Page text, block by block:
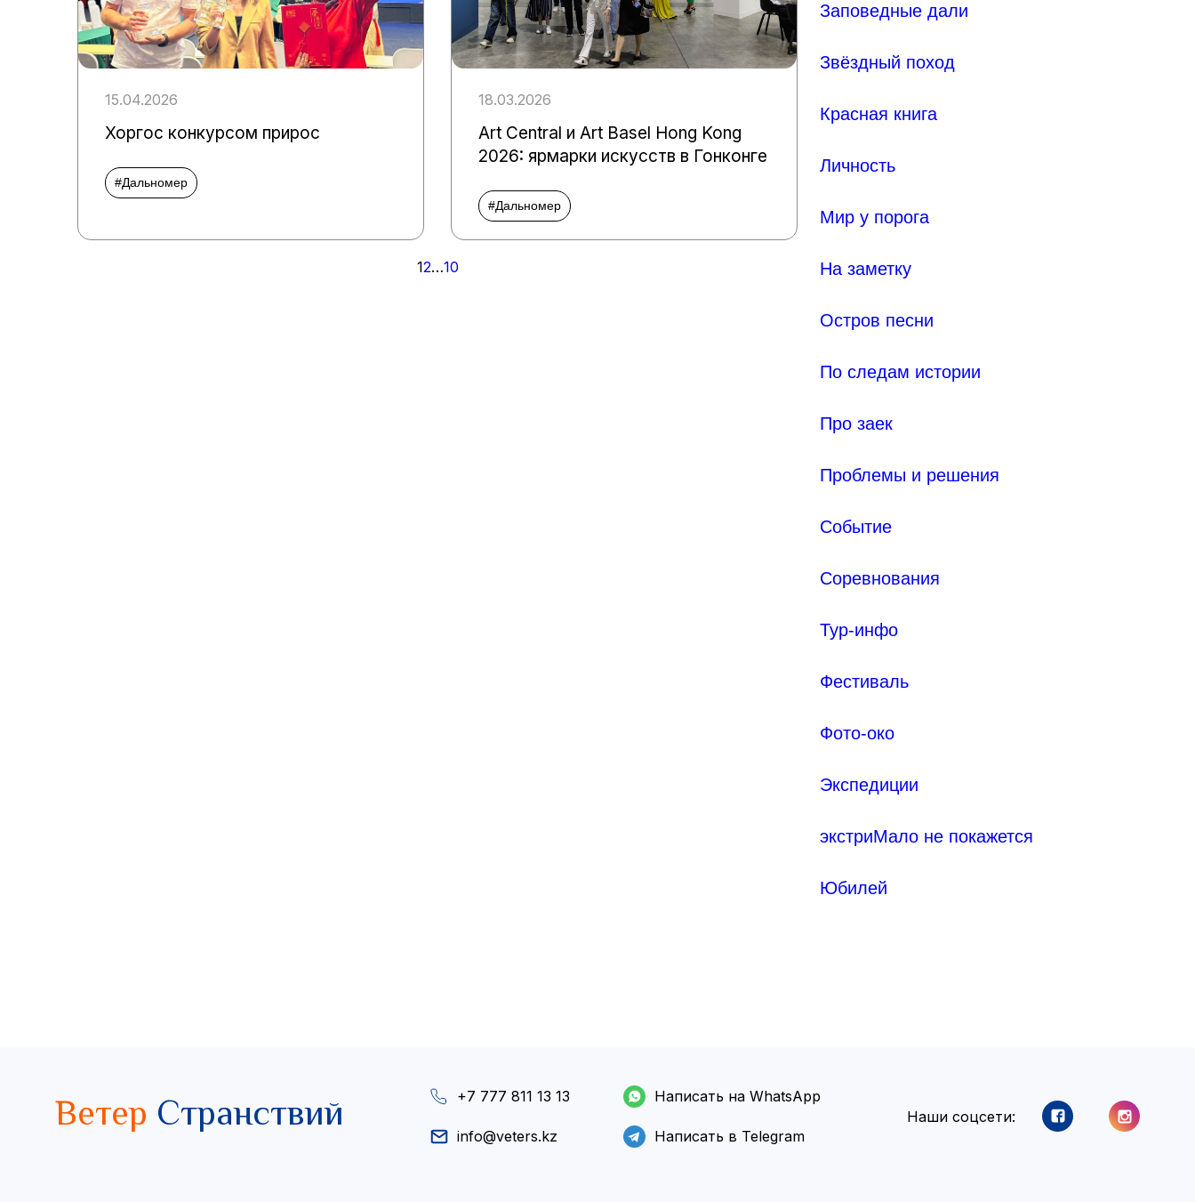
15.04.2026
Хоргос конкурсом прирос
#Дальномер
18.03.2026
Art Central и Art Basel Hong Kong
2026: ярмарки искусств в Гонконге
#Дальномер
12…10
Заповедные дали
Звёздный поход
Красная книга
Личность
Мир у порога
На заметку
Остров песни
По следам истории
Про заек
Проблемы и решения
Событие
Соревнования
Тур-инфо
Фестиваль
Фото-око
Экспедиции
экстриМало не покажется
Юбилей
Ветер Странствий +7 777 811 13 13
info@veters.kz
Написать на WhatsApp
Написать в Telegram
Наши соцсети: